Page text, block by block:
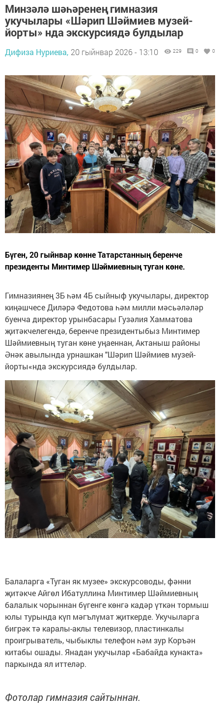
Минзәлә шәһәренең гимназия
укучылары «Шәрип Шәймиев музей-
йорты» нда экскурсиядә булдылар
Дифиза Нуриева, 20 гыйнвар 2026 - 13:10 229 0 0
Бүген, 20 гыйнвар көнне Татарстанның беренче
президенты Минтимер Шәймиевның туган көне.
Гимназиянең 3Б һәм 4Б сыйныф укучылары, директор
киңәшчесе Диләрә Федотова һәм милли мәсьәләләр
буенча директор урынбасары Гузәлия Хамматова
җитәкчелегендә, беренче президентыбыз Минтимер
Шәймиевның туган көне уңаеннан, Актаныш районы
Әнәк авылында урнашкан "Шәрип Шәймиев музей-
йорты«нда экскурсиядә булдылар.
Балаларга «Туган як музее» экскурсоводы, фәнни
җитәкче Айгөл Ибатуллина Минтимер Шәймиевның
балалык чорыннан бүгенге көнгә кадәр үткән тормыш
юлы турында күп мәгълүмат җиткерде. Укучыларга
бигрәк тә каралы-аклы телевизор, пластинкалы
проигрыватель, чыбыклы телефон һәм зур Коръән
китабы ошады. Янадан укучылар «Бабайда кунакта»
паркында ял иттеләр.
Фотолар гимназия сайтыннан.